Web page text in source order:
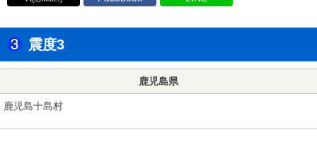
震度3
鹿児島県
鹿児島十島村